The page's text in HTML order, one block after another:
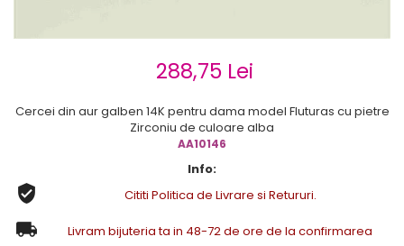
Cercei din aur tortite
288,75 Lei
Cercei din aur galben 14K pentru dama model Fluturas cu pietre
Zirconiu de culoare alba
AA10146
Info:
Cititi Politica de Livrare si Retururi.
Livram bijuteria ta in 48-72 de ore de la confirmarea